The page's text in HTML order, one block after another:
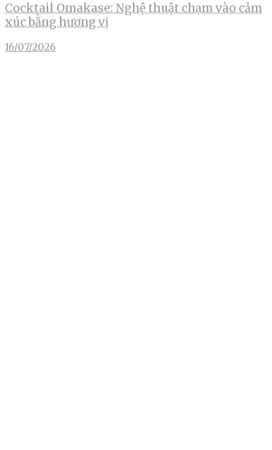
Cocktail Omakase: Nghệ thuật chạm vào cảm
xúc bằng hương vị
16/07/2026